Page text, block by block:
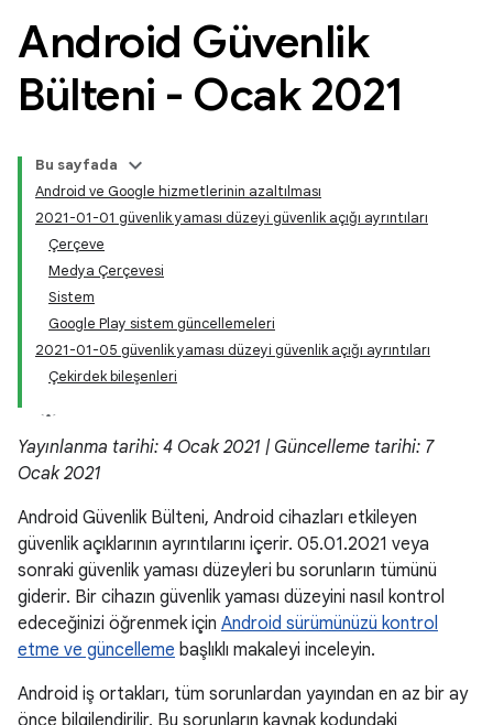
Android Güvenlik
Bülteni - Ocak 2021
Bu sayfada
Android ve Google hizmetlerinin azaltılması
2021-01-01 güvenlik yaması düzeyi güvenlik açığı ayrıntıları
Çerçeve
Medya Çerçevesi
Sistem
Google Play sistem güncellemeleri
2021-01-05 güvenlik yaması düzeyi güvenlik açığı ayrıntıları
Çekirdek bileşenleri
Yayınlanma tarihi: 4 Ocak 2021 | Güncelleme tarihi: 7
Ocak 2021
Android Güvenlik Bülteni, Android cihazları etkileyen
güvenlik açıklarının ayrıntılarını içerir. 05.01.2021 veya
sonraki güvenlik yaması düzeyleri bu sorunların tümünü
giderir. Bir cihazın güvenlik yaması düzeyini nasıl kontrol
edeceğinizi öğrenmek için Android sürümünüzü kontrol
etme ve güncelleme başlıklı makaleyi inceleyin.
Android iş ortakları, tüm sorunlardan yayından en az bir ay
önce bilgilendirilir. Bu sorunların kaynak kodundaki